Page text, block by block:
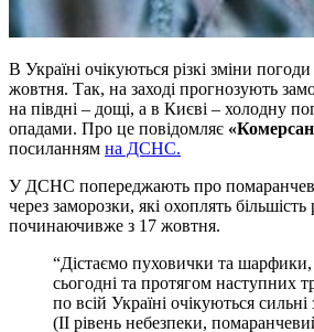
В Україні очікуються різкі зміни
жовтня. Так, на заході прогнозують
на півдні – дощі, а в Києві – холодну
опадами. Про це повідомляє
посиланням на ДСНС.
У ДСНС попереджають про
через заморозки, які охоплять більшість
починаючивже з 17 жовтня.
“Дістаємо пуховички та
сьогодні та протягом наступних
по всій Україні очікуються
(ІІ рівень небезпеки,